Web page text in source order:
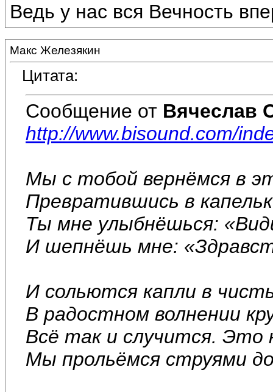
Ведь у нас вся Вечность
Макс Железякин
Цитата:
Сообщение от Вячеслав
http://www.bisound.com/
Мы с тобой вернёмся в
Превратившись в
Ты мне улыбнёшься:
И шепнёшь мне:
И сольются капли в
В радостном волнении
Всё так и случится. Это
Мы прольёмся струями